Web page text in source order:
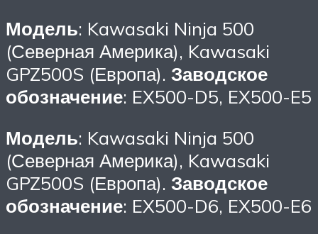
Модель: Kawasaki Ninja 500
(Северная Америка), Kawasaki
GPZ500S (Европа). Заводское
обозначение: EX500-D5, EX500-E5
Модель: Kawasaki Ninja 500
(Северная Америка), Kawasaki
GPZ500S (Европа). Заводское
обозначение: EX500-D6, EX500-E6